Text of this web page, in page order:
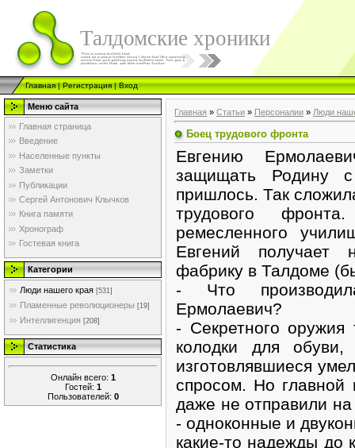
Талдомские хроники
Главная|Регистрация|Вход
Меню сайта
Главная страница
Введение
Населенные пункты
Заметки
Публикации
Сергей Антонович Клычков
Книга памяти
Хронограф
Гостевая книга
Категории
Люди нашего края [531]
Пламенные революционеры [19]
Интеллигенция [208]
Статистика
Онлайн всего: 1
Гостей: 1
Пользователей: 0
Главная » Статьи » Персоналии » Люди
Боец трудового фронта
Евгению
защищать Родину
пришлось. Так
трудового
ремесленного
Евгений получает
фабрику в Талдоме
- Что
Ермолаевич?
- Секретного
колодки для
изготовлявшиеся
спросом. Но главной
даже не отправили
- одноконные и
какие-то надежды до